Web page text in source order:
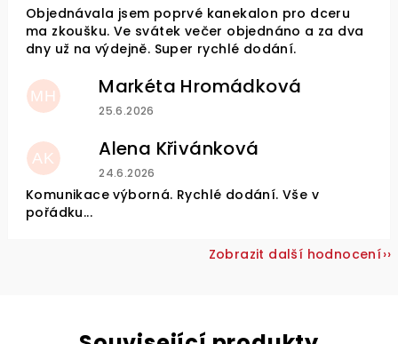
Objednávala jsem poprvé kanekalon pro dceru
ma zkoušku. Ve svátek večer objednáno a za dva
dny už na výdejně. Super rychlé dodání.
MH Markéta Hromádková
Hodnocení obchodu je 5 z 5 hvězdiček.
25.6.2026
AK Alena Křivánková
Hodnocení obchodu je 5 z 5 hvězdiček.
24.6.2026
Komunikace výborná. Rychlé dodání. Vše v
pořádku...
Zobrazit další hodnocení